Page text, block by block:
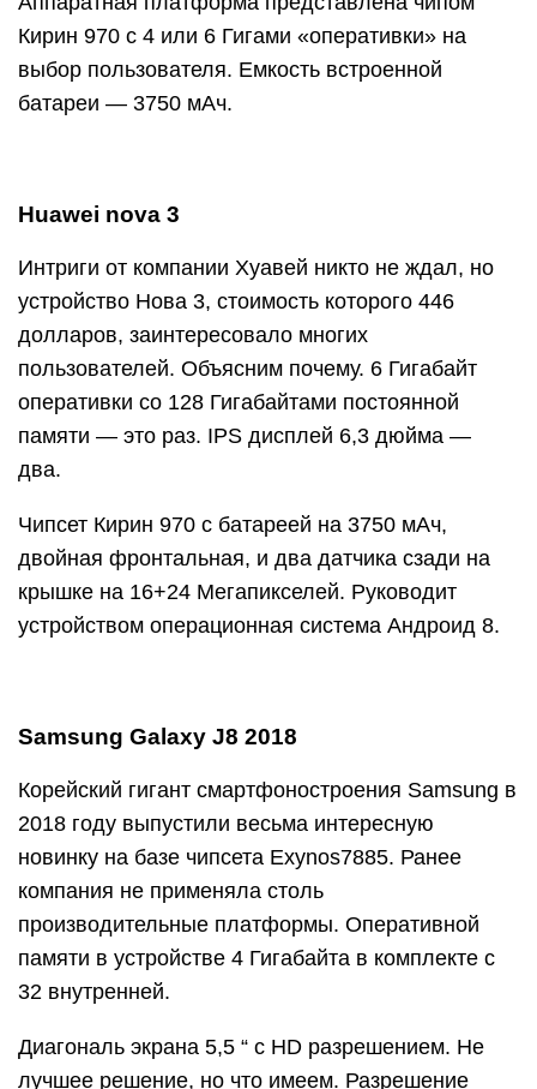
Кирин 970 с 4 или 6 Гигами «оперативки» на
выбор пользователя. Емкость встроенной
батареи — 3750 мАч.
Huawei nova 3
Интриги от компании Хуавей никто не ждал, но
устройство Нова 3, стоимость которого 446
долларов, заинтересовало многих
пользователей. Объясним почему. 6 Гигабайт
оперативки со 128 Гигабайтами постоянной
памяти — это раз. IPS дисплей 6,3 дюйма —
два.
Чипсет Кирин 970 с батареей на 3750 мАч,
двойная фронтальная, и два датчика сзади на
крышке на 16+24 Мегапикселей. Руководит
устройством операционная система Андроид 8.
Samsung Galaxy J8 2018
Корейский гигант смартфоностроения Samsung в
2018 году выпустили весьма интересную
новинку на базе чипсета Exynos7885. Ранее
компания не применяла столь
производительные платформы. Оперативной
памяти в устройстве 4 Гигабайта в комплекте с
32 внутренней.
Диагональ экрана 5,5 “ с HD разрешением. Не
лучшее решение, но что имеем. Разрешение